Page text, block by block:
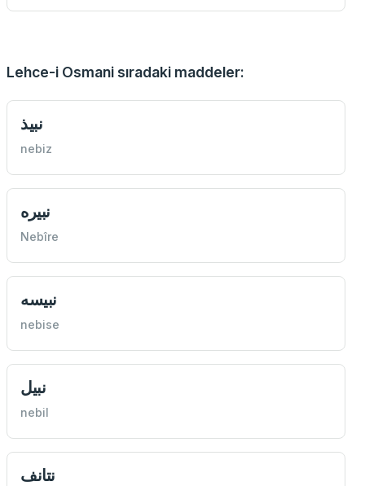
Lehce-i Osmani sıradaki maddeler:
نبیذ
nebiz
نبیره
Nebîre
نبیسه
nebise
نبیل
nebil
نتانف